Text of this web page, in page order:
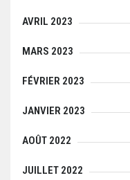
AVRIL 2023
MARS 2023
FÉVRIER 2023
JANVIER 2023
AOÛT 2022
JUILLET 2022